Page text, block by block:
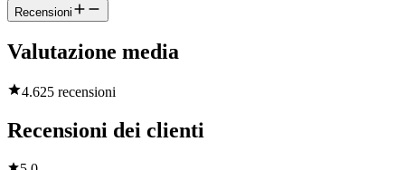
Recensioni
Valutazione media
4.625 recensioni
Recensioni dei clienti